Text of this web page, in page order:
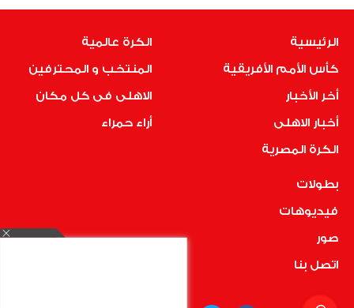
الرئيسية
كأس الأمم الأفريقية
أخر الأخبار
أخبار الاهلى
الكرة المصرية
الكرة عالمية
المنتخب و المحترفين
الاهلى فى كل مكان
أراء حمراء
بطولات
فيديوهات
صور
اتصل بنا